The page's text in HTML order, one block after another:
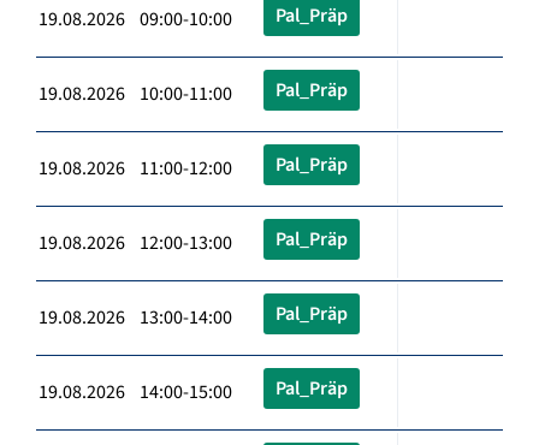
19.08.2026 09:00-10:00 Pal_Präp
19.08.2026 10:00-11:00 Pal_Präp
19.08.2026 11:00-12:00 Pal_Präp
19.08.2026 12:00-13:00 Pal_Präp
19.08.2026 13:00-14:00 Pal_Präp
19.08.2026 14:00-15:00 Pal_Präp